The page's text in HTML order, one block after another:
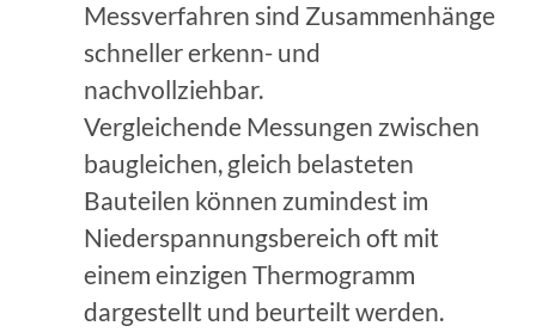
Messverfahren sind Zusammenhänge
schneller erkenn- und
nachvollziehbar.
Vergleichende Messungen zwischen
baugleichen, gleich belasteten
Bauteilen können zumindest im
Niederspannungsbereich oft mit
einem einzigen Thermogramm
dargestellt und beurteilt werden.